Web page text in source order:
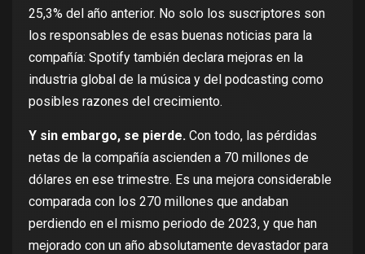
25,3% del año anterior. No solo los suscriptores son
los responsables de esas buenas noticias para la
compañía: Spotify también declara mejoras en la
industria global de la música y del podcasting como
posibles razones del crecimiento.
Y sin embargo, se pierde. Con todo, las pérdidas
netas de la compañía ascienden a 70 millones de
dólares en ese trimestre. Es una mejora considerable
comparada con los 270 millones que andaban
perdiendo en el mismo periodo de 2023, y que han
mejorado con un año absolutamente devastador para